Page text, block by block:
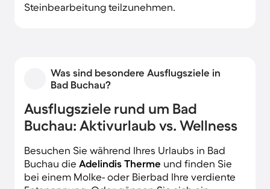
Steinbearbeitung teilzunehmen.
Was sind besondere Ausflugsziele in
Bad Buchau?
Ausflugsziele rund um Bad
Buchau: Aktivurlaub vs. Wellness
Besuchen Sie während Ihres Urlaubs in Bad
Buchau die Adelindis Therme und finden Sie
bei einem Molke- oder Bierbad Ihre verdiente